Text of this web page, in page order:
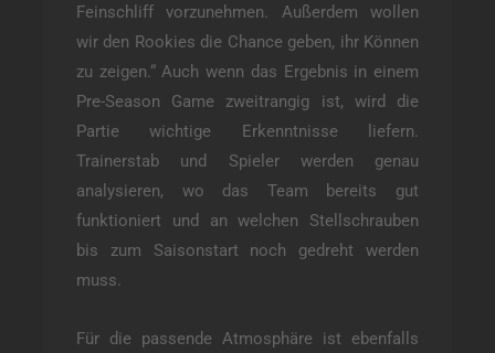
Feinschliff vorzunehmen. Außerdem wollen
wir den Rookies die Chance geben, ihr Können
zu zeigen.“ Auch wenn das Ergebnis in einem
Pre-Season Game zweitrangig ist, wird die
Partie wichtige Erkenntnisse liefern.
Trainerstab und Spieler werden genau
analysieren, wo das Team bereits gut
funktioniert und an welchen Stellschrauben
bis zum Saisonstart noch gedreht werden
muss.
Für die passende Atmosphäre ist ebenfalls